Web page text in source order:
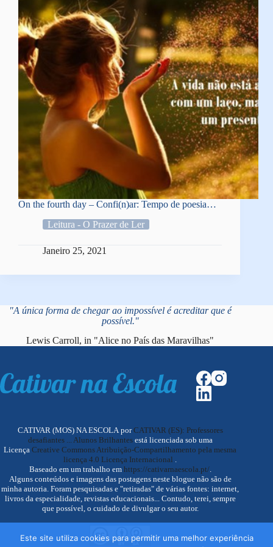
On the fourth day – Confi(n)ar: Tempo de poesia…
Leitura - O Prazer de Ler
Janeiro 25, 2021
"A única forma de chegar ao impossível é acreditar que é
possível."
Lewis Carroll, in "Alice no País das Maravilhas"
CATIVAR (MOS) NA ESCOLA porCATIVAR (ES): Professores
desafiantes ... Alunos Brilhantesestá licenciada sob uma
LicençaCreative Commons Atribuição-Compartilhamento pela mesma
licença 4.0 Licença Internacional
Baseado em um trabalho em https://cativarnaescola.pt/.
Alguns conteúdos e imagens das postagens neste blogue não são de
minha autoria. Foram pesquisadas e "retiradas" de várias fontes: internet,
livros da especialidade, revistas educacionais... Contudo, terei, sempre
que possível, o cuidado de divulgar o seu autor.
Este site utiliza cookies para permitir uma melhor experiência